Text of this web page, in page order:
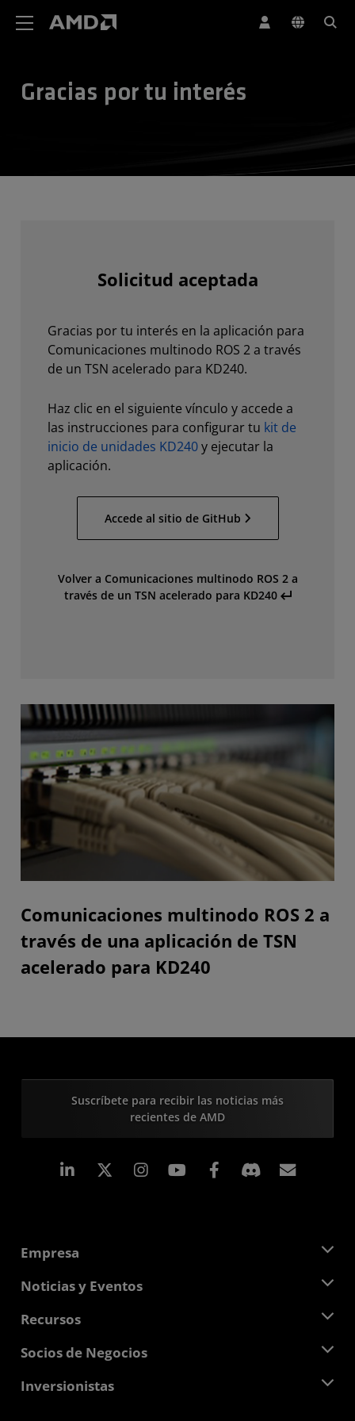
Gracias por tu interés
Solicitud aceptada
Gracias por tu interés en la aplicación para
Comunicaciones multinodo ROS 2 a través
de un TSN acelerado para KD240.
Haz clic en el siguiente vínculo y accede a
las instrucciones para configurar tu kit de
inicio de unidades KD240y ejecutar la
aplicación.
Accede al sitio de GitHub
Volver a Comunicaciones multinodo ROS 2 a
través de un TSN acelerado para KD240
Comunicaciones multinodo ROS 2 a
través de una aplicación de TSN
acelerado para KD240
Suscríbete para recibir las noticias más
recientes de AMD
LinkedIn Instagram Facebook
Empresa
Acerca de AMD
Responsabilidad corporativa
Carreras profesionales
Contáctanos
Noticias y Eventos
Sala de prensa
Biblioteca multimedia
Recursos
Centro para desarrolladores
Casos de Estudio
Socios de Negocios
Centro para socios de AMD
Inversionistas